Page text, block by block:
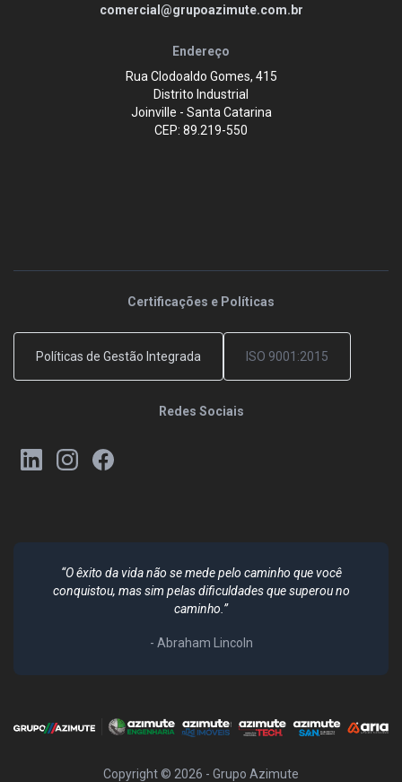
comercial@grupoazimute.com.br
Endereço
Rua Clodoaldo Gomes, 415
Distrito Industrial
Joinville - Santa Catarina
CEP: 89.219-550
Certificações e Políticas
Políticas de Gestão Integrada ISO 9001:2015
Redes Sociais
“O êxito da vida não se mede pelo caminho que você
conquistou, mas sim pelas dificuldades que superou no
caminho.”
- Abraham Lincoln
Copyright © 2026 - Grupo Azimute